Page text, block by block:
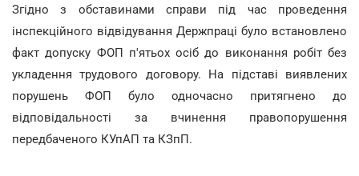
Згідно з обставинами справи під час проведення
інспекційного відвідування Держпраці було встановлено
факт допуску ФОП п'ятьох осіб до виконання робіт без
укладення трудового договору. На підставі виявлених
порушень ФОП було одночасно притягнено до
відповідальності за вчинення правопорушення
передбаченого КУпАП та КЗпП.